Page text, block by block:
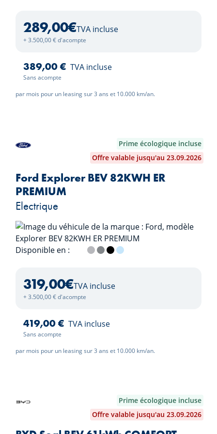
289,00€TVA incluse
+ 3.500,00 € d'acompte
389,00 € TVA incluse
Sans acompte
par mois pour un leasing sur 3 ans et 10.000 km/an.
Prime écologique incluse
Offre valable jusqu'au 23.09.2026
Ford Explorer BEV 82KWH ER
PREMIUM
Electrique
Disponible en : Frozen White
Solar Silver
Magnetic Grey
Agate Black
Arctic Blue
319,00€TVA incluse
+ 3.500,00 € d'acompte
419,00 € TVA incluse
Sans acompte
par mois pour un leasing sur 3 ans et 10.000 km/an.
Prime écologique incluse
Offre valable jusqu'au 23.09.2026